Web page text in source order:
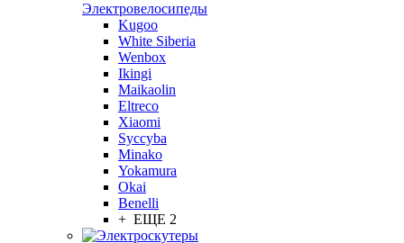
Электровелосипеды
Kugoo
White Siberia
Wenbox
Ikingi
Maikaolin
Eltreco
Xiaomi
Syccyba
Minako
Yokamura
Okai
Benelli
+ ЕЩЕ 2